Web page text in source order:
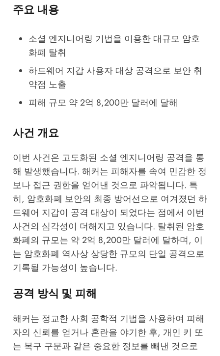
주요 내용
소셜 엔지니어링 기법을 이용한 대규모 암호
화폐 탈취
하드웨어 지갑 사용자 대상 공격으로 보안 취
약점 노출
피해 규모 약 2억 8,200만 달러에 달해
사건 개요
이번 사건은 고도화된 소셜 엔지니어링 공격을 통
해 발생했습니다. 해커는 피해자를 속여 민감한 정
보나 접근 권한을 얻어낸 것으로 파악됩니다. 특
히, 암호화폐 보안의 최종 방어선으로 여겨졌던 하
드웨어 지갑이 공격 대상이 되었다는 점에서 이번
사건의 심각성이 더해지고 있습니다. 탈취된 암호
화폐의 규모는 약 2억 8,200만 달러에 달하며, 이
는 암호화폐 역사상 상당한 규모의 단일 공격으로
기록될 가능성이 높습니다.
공격 방식 및 피해
해커는 정교한 사회 공학적 기법을 사용하여 피해
자의 신뢰를 얻거나 혼란을 야기한 후, 개인 키 또
는 복구 구문과 같은 중요한 정보를 빼낸 것으로